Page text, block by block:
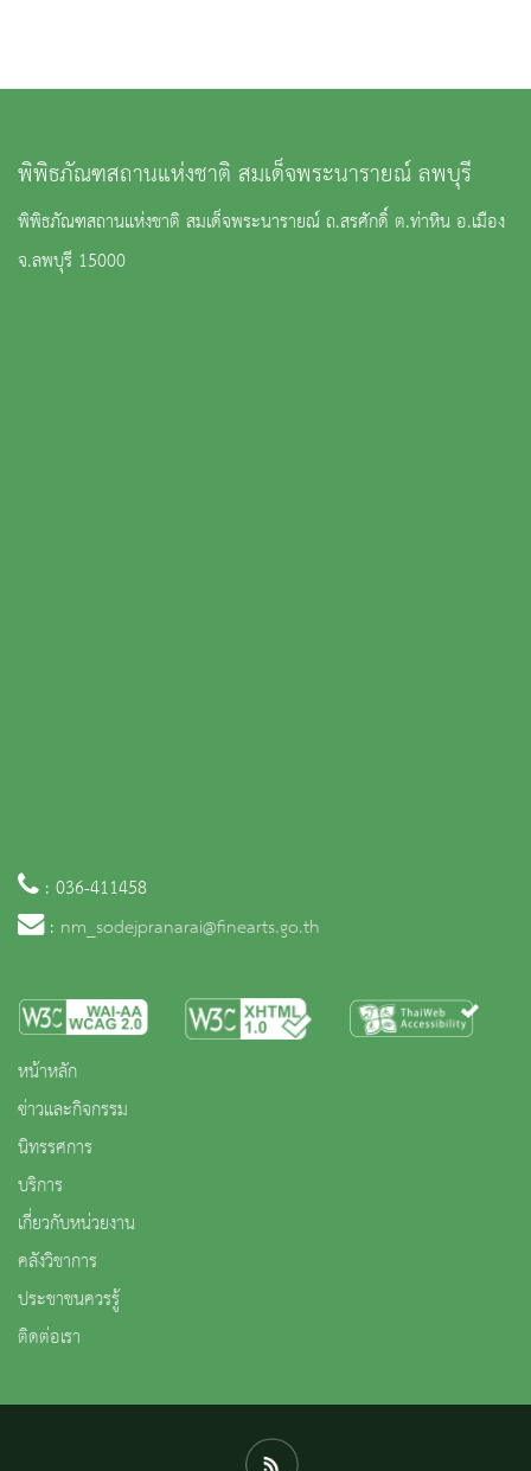
พิพิธภัณฑสถานแห่งชาติ สมเด็จพระนารายณ์ ลพบุรี
พิพิธภัณฑสถานแห่งชาติ สมเด็จพระนารายณ์ ถ.สรศักดิ์ ต.ท่าหิน อ.เมือง
จ.ลพบุรี 15000
: 036-411458
: nm_sodejpranarai@finearts.go.th
หน้าหลัก
ข่าวและกิจกรรม
นิทรรศการ
บริการ
เกี่ยวกับหน่วยงาน
คลังวิชาการ
ประชาชนควรรู้
ติดต่อเรา